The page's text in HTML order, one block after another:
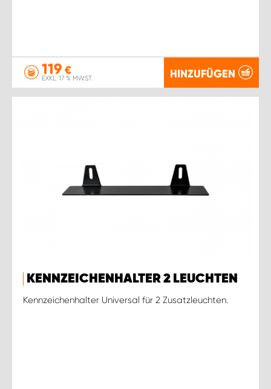
119 €
EXKL. 17 % MWST. HINZUFÜGEN
KENNZEICHENHALTER 2 LEUCHTEN
Kennzeichenhalter Universal für 2 Zusatzleuchten.